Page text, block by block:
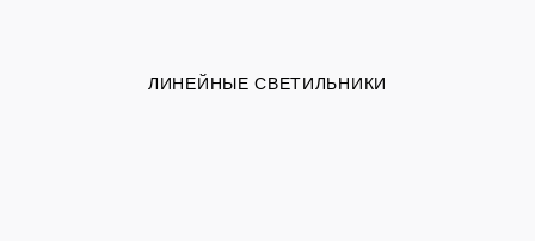
ЛИНЕЙНЫЕ СВЕТИЛЬНИКИ